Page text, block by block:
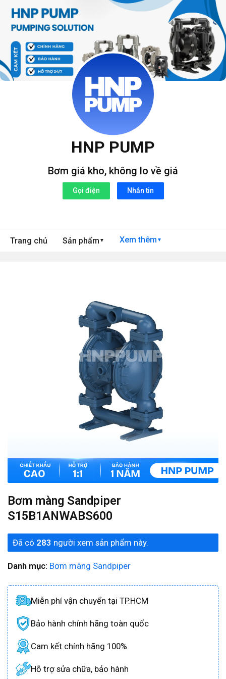
qua
dung
HNP PUMP
Bơm giá kho, không lo về giá
Gọi điện Nhắn tin
Trang chủ Sản phẩm ▼ Xem thêm ▼
Bơm màng Sandpiper
S15B1ANWABS600
Đã có 283 người xem sản phẩm này.
Danh mục: Bơm màng Sandpiper
Miễn phí vận chuyển tại TP.HCM
Bảo hành chính hãng toàn quốc
Cam kết chính hãng 100%
Hỗ trợ sửa chữa, bảo hành